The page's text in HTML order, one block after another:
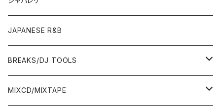
OTHERS
JAPANESE R&B
BREAKS/DJ TOOLS
BREAKS/MEGAMIX/CUT UP
MIXCD/MIXTAPE